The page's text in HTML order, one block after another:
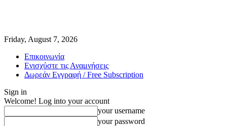
Friday, August 7, 2026
Επικοινωνία
Ενισχύστε τις Αναμνήσεις
Δωρεάν Εγγραφή / Free Subscription
Sign in
Welcome! Log into your account
your username
your password